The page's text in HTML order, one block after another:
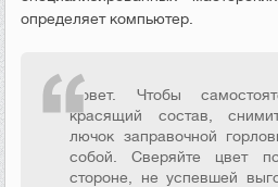
определяет компьютер.
Совет. Чтобы
красящий состав,
лючок заправочной
собой. Сверяйте цвет
стороне, не успевшей